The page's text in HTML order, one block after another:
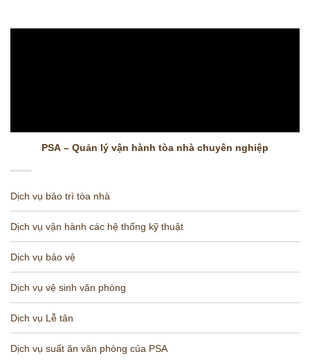
PSA – Quản lý vận hành tòa nhà chuyên nghiệp
Dịch vụ bảo trì tòa nhà
Dịch vụ vận hành các hệ thống kỹ thuật
Dịch vụ bảo vệ
Dịch vụ vệ sinh văn phòng
Dịch vụ Lễ tân
Dịch vụ suất ăn văn phòng của PSA